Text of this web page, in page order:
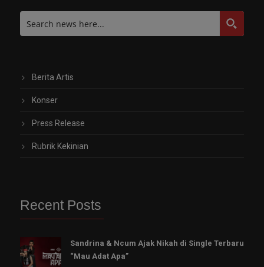
Berita Artis
Konser
Press Release
Rubrik Kekinian
Recent Posts
Sandrina & Ncum Ajak Nikah di Single Terbaru
“Mau Adat Apa”